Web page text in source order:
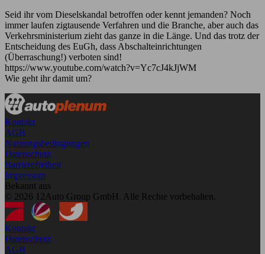
Seid ihr vom Dieselskandal betroffen oder kennt jemanden? Noch
immer laufen zigtausende Verfahren und die Branche, aber auch das
Verkehrsministerium zieht das ganze in die Länge. Und das trotz der
Entscheidung des EuGh, dass Abschalteinrichtungen
(Überraschung!) verboten sind!
https://www.youtube.com/watch?v=Yc7cJ4kJjWM
Wie geht ihr damit um?
Kontakt
AGB
Nutzungsbedingungen
Datenschutz
Barrierefreiheit
Impressum
Bekannt aus
© 2026 12Auto Group GmbH. Alle Rechte vorbehalten.
Kontakt
Datenschutz
AGB